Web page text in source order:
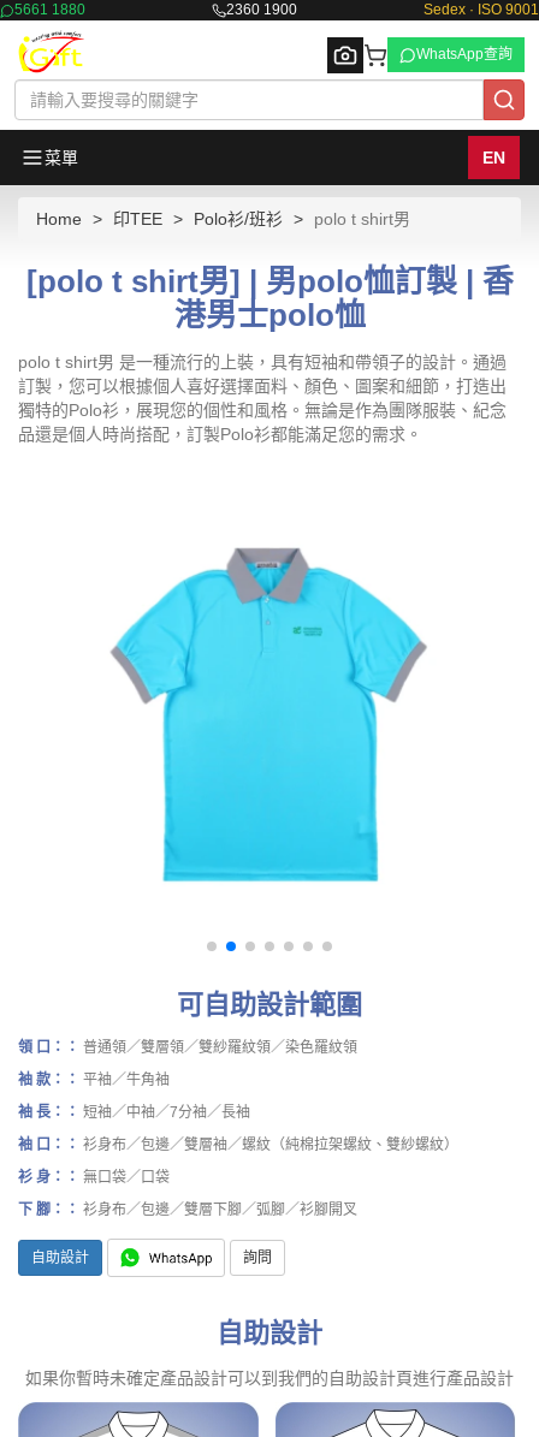
5661 1880 2360 1900 Sedex · ISO 9001
Browse
WhatsApp查詢
菜單 EN
Home 印TEE Polo衫/班衫 polo t shirt男
[polo t shirt男] | 男polo恤訂製 | 香
港男士polo恤
polo t shirt男 是一種流行的上裝，具有短袖和帶領子的設計。通過
訂製，您可以根據個人喜好選擇面料、顏色、圖案和細節，打造出
獨特的Polo衫，展現您的個性和風格。無論是作為團隊服裝、紀念
品還是個人時尚搭配，訂製Polo衫都能滿足您的需求。
可自助設計範圍
領 口：： 普通領／雙層領／雙紗羅紋領／染色羅紋領
袖 款：： 平袖／牛角袖
袖 長：： 短袖／中袖／7分袖／長袖
袖 口：： 衫身布／包邊／雙層袖／螺紋（純棉拉架螺紋、雙紗螺紋）
衫 身：： 無口袋／口袋
下 腳：： 衫身布／包邊／雙層下腳／弧腳／衫腳開叉
自助設計 詢問
自助設計
如果你暫時未確定產品設計可以到我們的自助設計頁進行產品設計